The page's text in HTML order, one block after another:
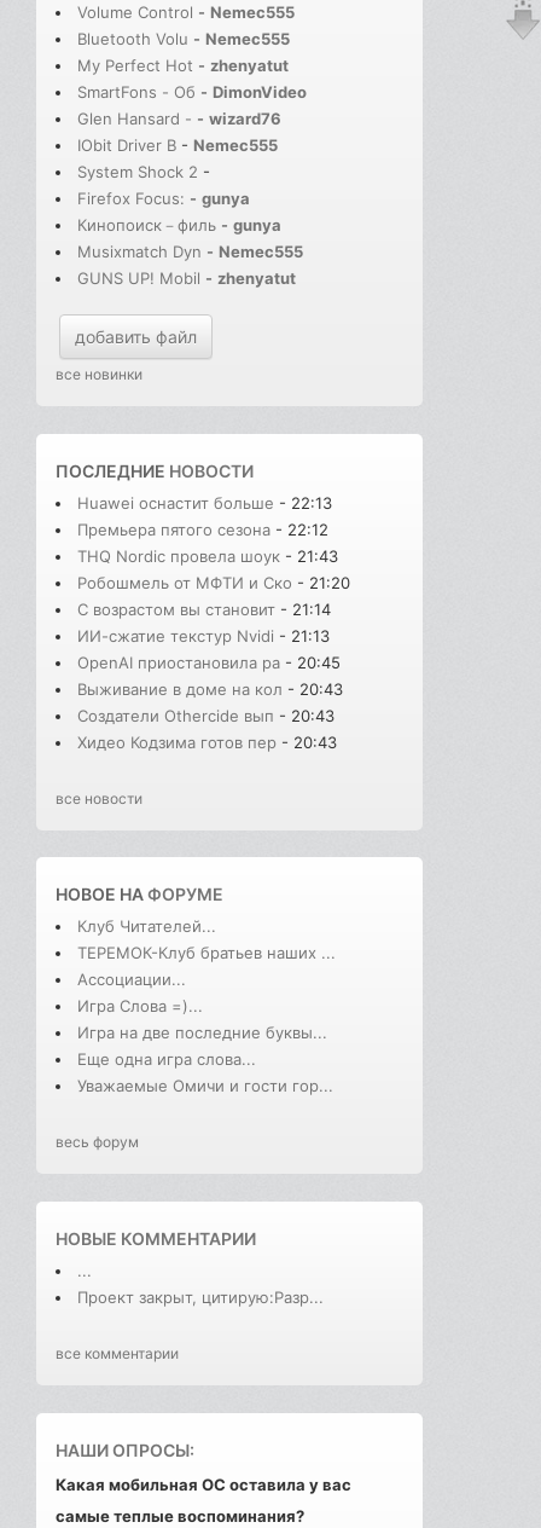
Volume Control - Nemec555
Bluetooth Volu - Nemec555
My Perfect Hot - zhenyatut
SmartFons - Об - DimonVideo
Glen Hansard - - wizard76
IObit Driver B - Nemec555
System Shock 2 -
Firefox Focus: - gunya
Кинопоиск－филь - gunya
Musixmatch Dyn - Nemec555
GUNS UP! Mobil - zhenyatut
добавить файл
все новинки
ПОСЛЕДНИЕ НОВОСТИ
Huawei оснастит больше - 22:13
Премьера пятого сезона - 22:12
THQ Nordic провела шоук - 21:43
Робошмель от МФТИ и Ско - 21:20
С возрастом вы становит - 21:14
ИИ-сжатие текстур Nvidi - 21:13
OpenAI приостановила ра - 20:45
Выживание в доме на кол - 20:43
Создатели Othercide вып - 20:43
Хидео Кодзима готов пер - 20:43
все новости
НОВОЕ НАФОРУМЕ
Клуб Читателей...
ТЕРЕМОК-Клуб братьев наших ...
Ассоциации...
Игра Слова =)...
Игра на две последние буквы...
Еще одна игра слова...
Уважаемые Омичи и гости гор...
весь форум
НОВЫЕ КОММЕНТАРИИ
...
Проект закрыт, цитирую:Разр...
все комментарии
НАШИ ОПРОСЫ:
Какая мобильная ОС оставила у вас
самые теплые воспоминания?